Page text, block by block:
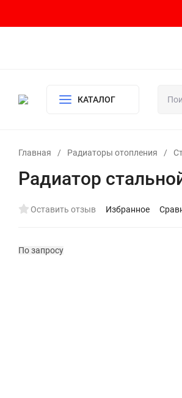
КАТАЛОГ
Главная / Радиаторы отопления /
Радиатор
Оставить отзыв Избранное
По запросу